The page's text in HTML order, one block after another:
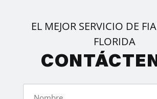
EL MEJOR SERVICIO DE
FLORIDA